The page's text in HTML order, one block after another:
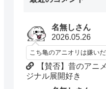
名無しさん
2026.05.26
こち亀のアニオリは嫌い
【賛否】昔のアニ
ジナル展開好き